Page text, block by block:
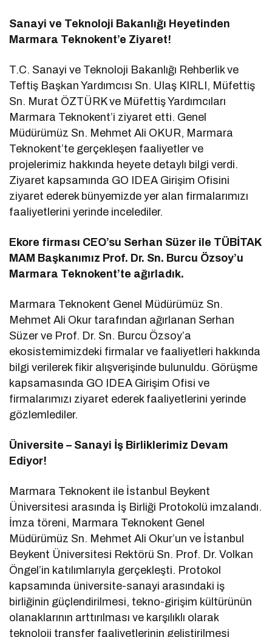
Sanayi ve Teknoloji Bakanlığı Heyetinden
Marmara Teknokent’e Ziyaret!
T.C. Sanayi ve Teknoloji Bakanlığı Rehberlik ve
Teftiş Başkan Yardımcısı Sn. Ulaş KIRLI, Müfettiş
Sn. Murat ÖZTÜRK ve Müfettiş Yardımcıları
Marmara Teknokent’i ziyaret etti. Genel
Müdürümüz Sn. Mehmet Ali OKUR, Marmara
Teknokent’te gerçekleşen faaliyetler ve
projelerimiz hakkında heyete detaylı bilgi verdi.
Ziyaret kapsamında GO IDEA Girişim Ofisini
ziyaret ederek bünyemizde yer alan firmalarımızı
faaliyetlerini yerinde incelediler.
Ekore firması CEO’su Serhan Süzer ile TÜBİTAK
MAM Başkanımız Prof. Dr. Sn. Burcu Özsoy’u
Marmara Teknokent’te ağırladık.
Marmara Teknokent Genel Müdürümüz Sn.
Mehmet Ali Okur tarafından ağırlanan Serhan
Süzer ve Prof. Dr. Sn. Burcu Özsoy’a
ekosistemimizdeki firmalar ve faaliyetleri hakkında
bilgi verilerek fikir alışverişinde bulunuldu. Görüşme
kapsamasında GO IDEA Girişim Ofisi ve
firmalarımızı ziyaret ederek faaliyetlerini yerinde
gözlemlediler.
Üniversite – Sanayi İş Birliklerimiz Devam
Ediyor!
Marmara Teknokent ile İstanbul Beykent
Üniversitesi arasında İş Birliği Protokolü imzalandı.
İmza töreni, Marmara Teknokent Genel
Müdürümüz Sn. Mehmet Ali Okur’un ve İstanbul
Beykent Üniversitesi Rektörü Sn. Prof. Dr. Volkan
Öngel’in katılımlarıyla gerçekleşti. Protokol
kapsamında üniversite-sanayi arasındaki iş
birliğinin güçlendirilmesi, tekno-girişim kültürünün
olanaklarının arttırılması ve karşılıklı olarak
teknoloji transfer faaliyetlerinin geliştirilmesi